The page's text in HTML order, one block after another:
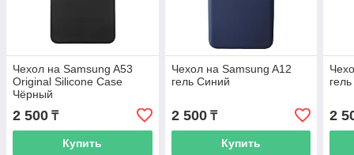
Чехол на Samsung A53
Original Silicone Case
Чёрный
2 500 ₸
Купить
Чехол на Samsung A12
гель Синий
2 500₸
Купить
2